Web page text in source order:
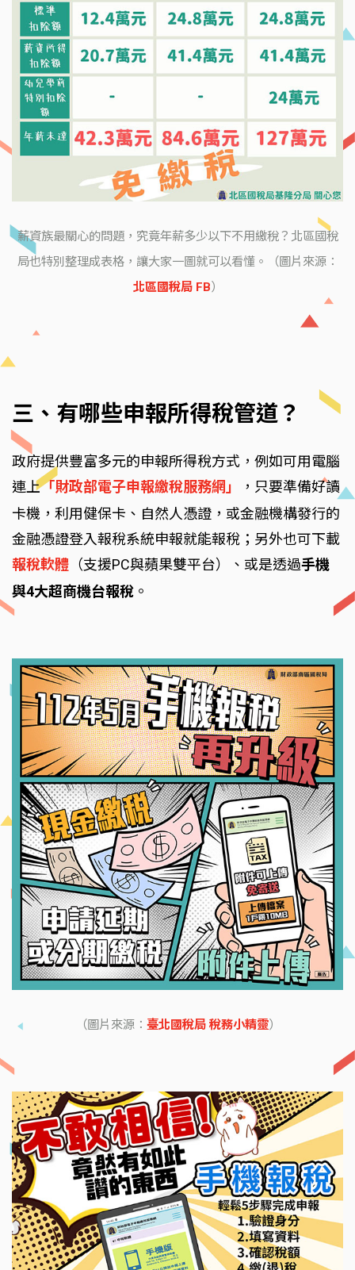
薪資族最關心的問題，究竟年薪多少以下不用繳稅？北區國稅
局也特別整理成表格，讓大家一圖就可以看懂。（圖片來源：
北區國稅局 FB）
三、有哪些申報所得稅管道？
政府提供豐富多元的申報所得稅方式，例如可用電腦
連上「財政部電子申報繳稅服務網」
，只要準備好讀
卡機，利用健保卡、自然人憑證，或金融機構發行的
金融憑證登入報稅系統申報就能報稅；另外也可下載
報稅軟體 （支援PC與蘋果雙平台）、或是透過手機
與4大超商機台報稅 。
（圖片來源： 臺北國稅局 稅務小精靈）